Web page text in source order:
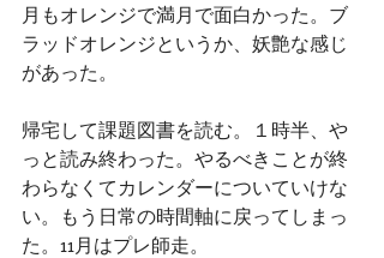
月もオレンジで満月で面白かった。ブ
ラッドオレンジというか、妖艶な感じ
があった。
帰宅して課題図書を読む。１時半、や
っと読み終わった。やるべきことが終
わらなくてカレンダーについていけな
い。もう日常の時間軸に戻ってしまっ
た。11月はプレ師走。